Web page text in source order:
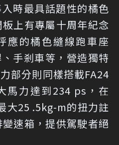
入時最具話題性的橘色
上有專屬十周年紀念
應的橘色縫線跑車座
手剎車等，營造獨特
部分則同樣搭載FA24
馬力達到234 ps，在
大25 .5kg-m的扭力註
速箱，提供駕駛者絕